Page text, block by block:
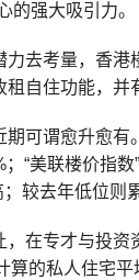
的强大吸引力。
去考量，香港
自住功能，并
可谓愈升愈
“美联楼价指
较去年低位则
在专才与投
算的私人住宅